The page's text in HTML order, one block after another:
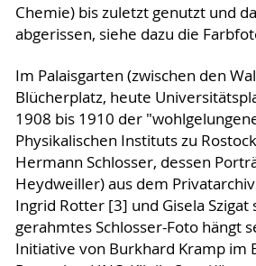
Chemie) bis zuletzt genutzt und
abgerissen, siehe dazu die
Im Palaisgarten (zwischen den
Blücherplatz, heute
1908 bis 1910 der
Physikalischen Instituts zu
Hermann Schlosser, dessen
Heydweiller) aus dem
Ingrid Rotter [3] und Gisela Szigat
gerahmtes Schlosser-Foto hängt
Initiative von Burkhard Kramp im